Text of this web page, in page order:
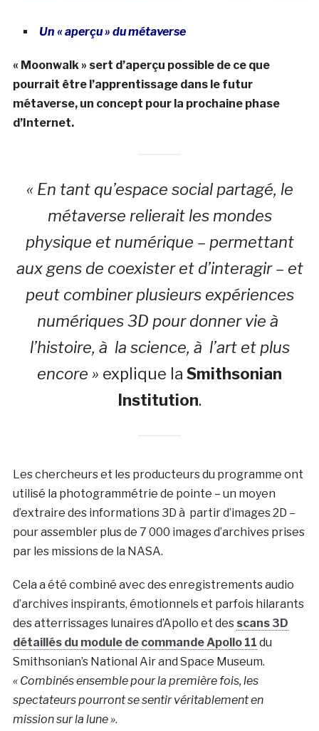
Un « aperçu » du métaverse
« Moonwalk » sert d’aperçu possible de ce que
pourrait être l’apprentissage dans le futur
métaverse, un concept pour la prochaine phase
d’Internet.
« En tant qu’espace social partagé, le
métaverse relierait les mondes
physique et numérique – permettant
aux gens de coexister et d’interagir – et
peut combiner plusieurs expériences
numériques 3D pour donner vie à
l’histoire, à la science, à l’art et plus
encore » explique la Smithsonian
Institution.
Les chercheurs et les producteurs du programme ont
utilisé la photogrammétrie de pointe – un moyen
d’extraire des informations 3D à partir d’images 2D –
pour assembler plus de 7 000 images d’archives prises
par les missions de la NASA.
Cela a été combiné avec des enregistrements audio
d’archives inspirants, émotionnels et parfois hilarants
des atterrissages lunaires d’Apollo et des scans 3D
détaillés du module de commande Apollo 11 du
Smithsonian’s National Air and Space Museum.
« Combinés ensemble pour la première fois, les
spectateurs pourront se sentir véritablement en
mission sur la lune ».